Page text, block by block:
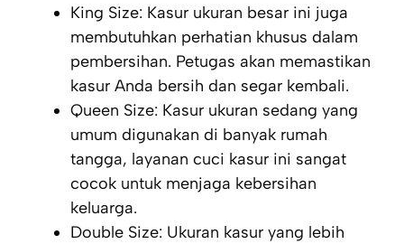
King Size: Kasur ukuran besar ini juga
membutuhkan perhatian khusus dalam
pembersihan. Petugas akan memastikan
kasur Anda bersih dan segar kembali.
Queen Size: Kasur ukuran sedang yang
umum digunakan di banyak rumah
tangga, layanan cuci kasur ini sangat
cocok untuk menjaga kebersihan
keluarga.
Double Size: Ukuran kasur yang lebih